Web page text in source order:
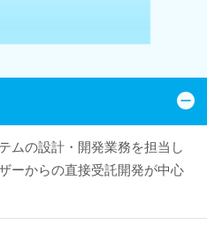
ムの設計・開発業務を担当し
ーからの直接受託開発が中心